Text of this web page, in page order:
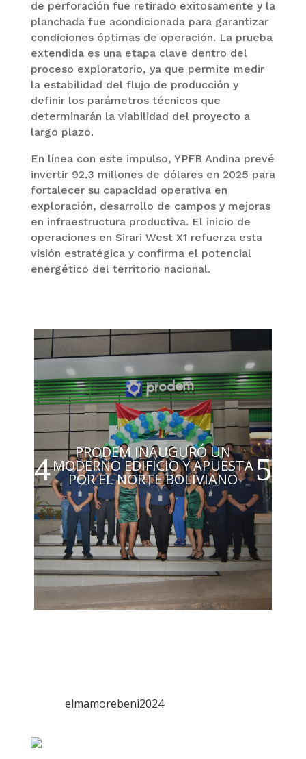
de perforación fue retirado exitosamente y la
planchada fue acondicionada para garantizar
condiciones óptimas de operación. La prueba
extendida es una etapa clave dentro del
proceso exploratorio, ya que permite medir
la estabilidad del flujo de producción y
definir los parámetros técnicos que
determinarán la viabilidad del proyecto a
largo plazo.
En línea con este impulso, YPFB Andina prevé
invertir 92,3 millones de dólares en 2025 para
fortalecer su capacidad operativa en
exploración, desarrollo de campos y mejoras
en infraestructura productiva. El inicio de
operaciones en Sirari West X1 refuerza esta
visión estratégica y confirma el potencial
energético del territorio nacional.
PRODEM INAUGURÓ UN
MODERNO EDIFICIO Y APUESTA
POR EL NORTE BOLIVIANO
elmamorebeni2024